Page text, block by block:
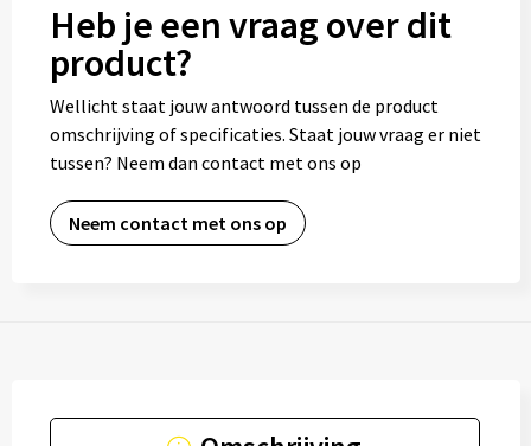
Heb je een vraag over dit
product?
Wellicht staat jouw antwoord tussen de product
omschrijving of specificaties. Staat jouw vraag er niet
tussen? Neem dan contact met ons op
Neem contact met ons op